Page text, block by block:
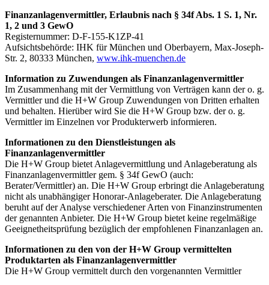
Finanzanlagenvermittler, Erlaubnis nach § 34f Abs. 1 S. 1, Nr.
1, 2 und 3 GewO
Registernummer: D-F-155-K1ZP-41
Aufsichtsbehörde: IHK für München und Oberbayern, Max-Joseph-
Str. 2, 80333 München, www.ihk-muenchen.de
Information zu Zuwendungen als Finanzanlagenvermittler
Im Zusammenhang mit der Vermittlung von Verträgen kann der o. g.
Vermittler und die H+W Group Zuwendungen von Dritten erhalten
und behalten. Hierüber wird Sie die H+W Group bzw. der o. g.
Vermittler im Einzelnen vor Produkterwerb informieren.
Informationen zu den Dienstleistungen als
Finanzanlagenvermittler
Die H+W Group bietet Anlagevermittlung und Anlageberatung als
Finanzanlagenvermittler gem. § 34f GewO (auch:
Berater/Vermittler) an. Die H+W Group erbringt die Anlageberatung
nicht als unabhängiger Honorar-Anlageberater. Die Anlageberatung
beruht auf der Analyse verschiedener Arten von Finanzinstrumenten
der genannten Anbieter. Die H+W Group bietet keine regelmäßige
Geeignetheitsprüfung bezüglich der empfohlenen Finanzanlagen an.
Informationen zu den von der H+W Group vermittelten
Produktarten als Finanzanlagenvermittler
Die H+W Group vermittelt durch den vorgenannten Vermittler